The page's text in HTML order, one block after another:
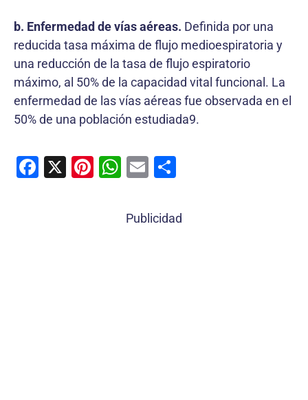
b. Enfermedad de vías aéreas. Definida por una
reducida tasa máxima de flujo medioespiratoria y
una reducción de la tasa de flujo espiratorio
máximo, al 50% de la capacidad vital funcional. La
enfermedad de las vías aéreas fue observada en el
50% de una población estudiada9.
F
X
Pi W
at
E
ai m
Publicidad